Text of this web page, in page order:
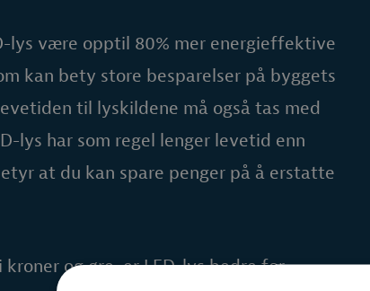
lys være opptil 80% mer energieffektive
kan bety store besparelser på byggets
til lyskildene må også tas med
lys har som regel lenger levetid enn
at du kan spare penger på å erstatte
og øre, er LED-lys bedre for